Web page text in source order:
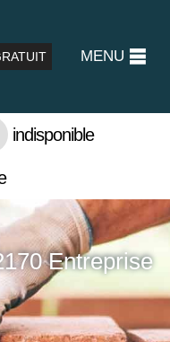
MENU
indisponible
Entreprise